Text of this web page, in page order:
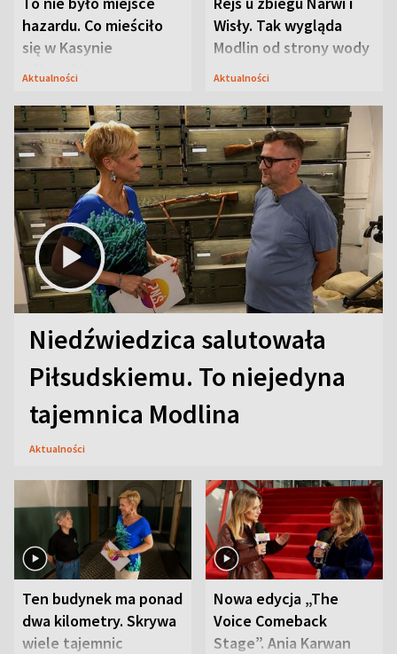
hazardu. Co mieściło
się w Kasynie
Oficerskim?
Aktualności
Wisły. Tak wygląda
Modlin od strony wody
Aktualności
Niedźwiedzica salutowała
Piłsudskiemu. To niejedyna
tajemnica Modlina
Aktualności
Ten budynek ma ponad
dwa kilometry. Skrywa
wiele tajemnic
Nowa edycja „The
Voice Comeback
Stage”. Ania Karwan